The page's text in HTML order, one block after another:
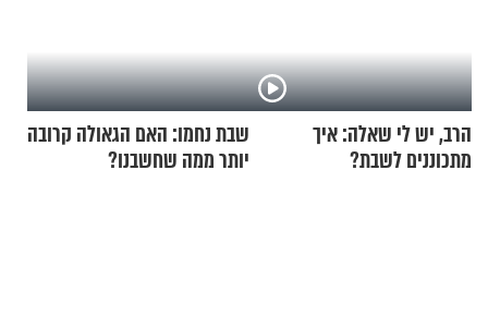
הרב, יש לי שאלה: איך
מתכוננים לשבת?
שבת נחמו: האם הגאולה קרובה
יותר ממה שחשבנו?